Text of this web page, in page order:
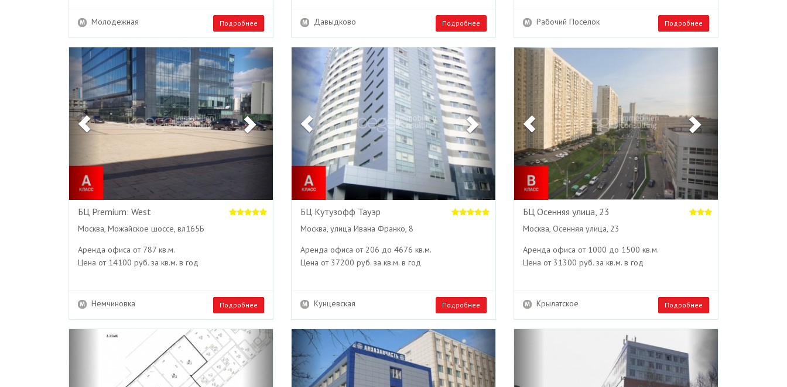
Молодежная Подробнее Давыдково Подробнее Рабочий Посёлок Подробнее
Previous Next
БЦ Premium: West
Москва, Можайское шоссе, вл165Б
Аренда офиса от 787 кв.м.
Цена от 14100 руб. за кв.м. в год
Немчиновка Подробнее
Previous Next
БЦ Кутузофф Тауэр
Москва, улица Ивана Франко, 8
Аренда офиса от 206 до 4676 кв.м.
Цена от 37200 руб. за кв.м. в год
Кунцевская Подробнее
Previous Next
БЦ Осенняя улица, 23
Москва, Осенняя улица, 23
Аренда офиса от 1000 до 1500 кв.м.
Цена от 31300 руб. за кв.м. в год
Крылатское Подробнее
Previous Next Previous Next